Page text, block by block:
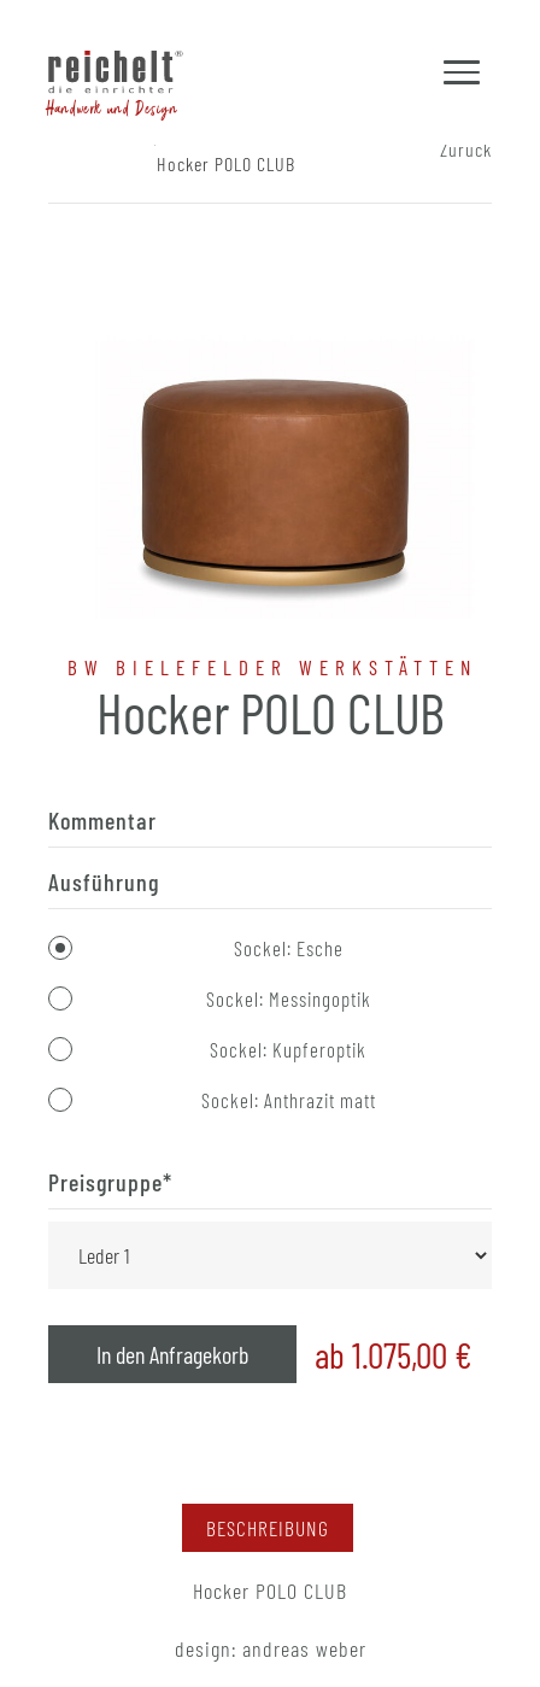
Handwerk und Design
Hocker POLO CLUB
Zurück
BW BIELEFELDER WERKSTÄTTEN
Hocker POLO CLUB
Kommentar
Ausführung
Sockel: Esche
Sockel: Messingoptik
Sockel: Kupferoptik
Sockel: Anthrazit matt
Preisgruppe*
In den Anfragekorb ab 1.075,00 €
BESCHREIBUNG
Hocker POLO CLUB
design: andreas weber